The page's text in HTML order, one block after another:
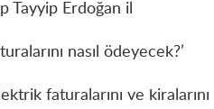
Tayyip Erdoğan il
nasıl ödeyecek?’
faturalarını ve kiralarını